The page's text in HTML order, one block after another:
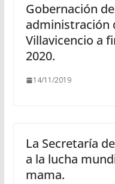
Gobernación
administración
Villavicencio a
2020.
14/11/2019
La Secretaría
a la lucha
mama.